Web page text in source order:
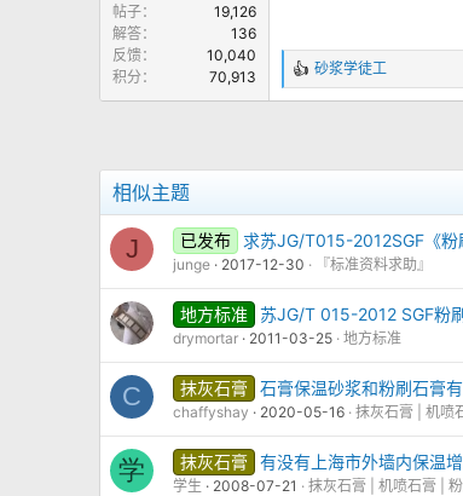
帖子
19,126
解答
136
反馈
10,040
积分
70,913
反
馈
砂浆学徒工
相似主题
J 已发布 求苏JG/T015-2012SGF《粉
junge 2017-12-30 『标准资料求助』
地方标准 苏JG/T 015-2012 SGF粉
drymortar 2011-03-25 地方标准
C 抹灰石膏 石膏保温砂浆和粉刷石膏有
chaffyshay 2020-05-16 抹灰石膏 | 机喷
学 抹灰石膏 有没有上海市外墙内保温
学生 2008-07-21 抹灰石膏 | 机喷石膏 |